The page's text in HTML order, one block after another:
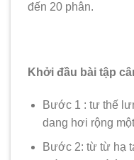
đến 20 phân.
Khởi đầu bài tập
Bước 1 : tư thế
dang hơi rộng
Bước 2: từ từ hạ